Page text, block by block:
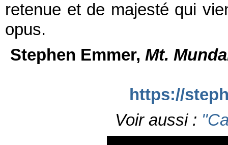
retenue et de majesté qui
opus.
Stephen Emmer, Mt.
https://
Voir aussi :